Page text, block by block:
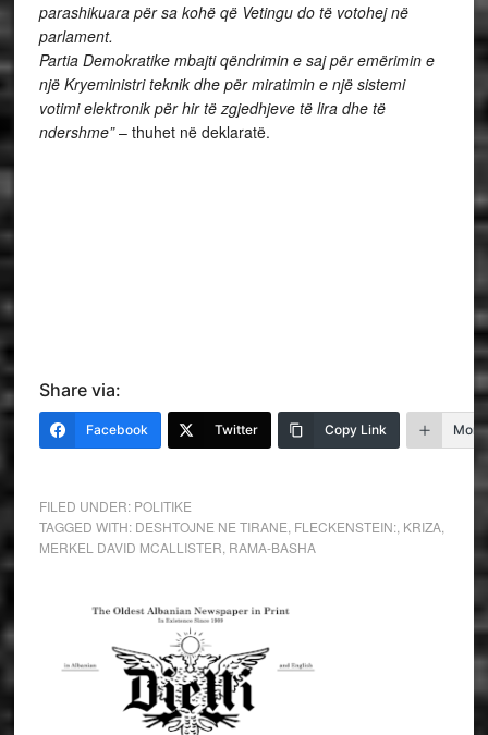
parashikuara për sa kohë që Vetingu do të votohej në
parlament.
Partia Demokratike mbajti qëndrimin e saj për emërimin e
një Kryeministri teknik dhe për miratimin e një sistemi
votimi elektronik për hir të zgjedhjeve të lira dhe të
ndershme”– thuhet në deklaratë.
Share via:
Facebook Twitter Copy Link More
FILED UNDER: POLITIKE
TAGGED WITH: DESHTOJNE NE TIRANE FLECKENSTEIN:, KRIZA,
MERKEL DAVID MCALLISTER RAMA-BASHA